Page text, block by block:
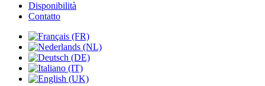
Disponibilità
Contatto